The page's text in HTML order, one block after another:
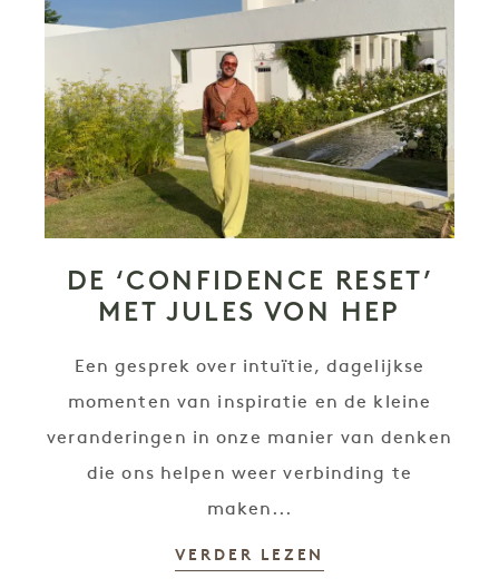
DE ‘CONFIDENCE RESET’
MET JULES VON HEP
Een gesprek over intuïtie, dagelijkse
momenten van inspiratie en de kleine
veranderingen in onze manier van denken
die ons helpen weer verbinding te
maken...
VERDER LEZEN